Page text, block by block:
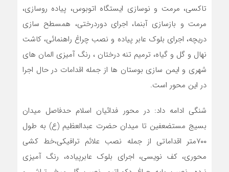
تاکسی، مرمت و نوسازی ایستگاه اتوبوس، پیاده روسازی،
مرمت و بازسازی آبنما، اجرای دوردرختی، همسطح سازی
دریچه، اجرای بلوک عابر پیاده و نصب چراغ راهنمائی، کاشت
نهال و گل و گیاه، ترمیم تنه درختان ، رنگ آمیزی المان های
شهری و ایمن سازی بوستان ها از جمله اقدامات در حال اجرا
در این محور است.
شنگی ادامه داد: در محور فدائیان اسلام حدفاصل میدان
بسیج مستضعفین تا میدان حضرت عبدالعظیم (ع) به طول
۷۰۰متر اقداماتی از جمله نصب علائم ترافیکی،خط کشی
محوری، کف نویسی، اجرای بلوک عابرپیاده، رنگ آمیزی